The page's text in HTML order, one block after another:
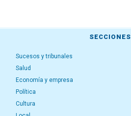
SECCIONES
Sucesos y tribunales
Salud
Economía y empresa
Política
Cultura